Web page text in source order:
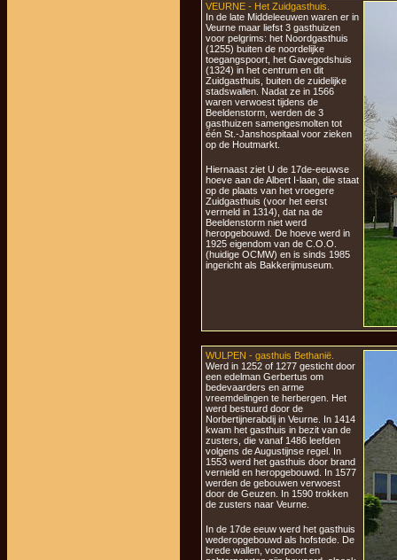
VEURNE - Het Zuidgasthuis.
In de late Middeleeuwen waren er in
Veurne maar liefst 3 gasthuizen
voor pelgrims: het Noordgasthuis
(1255) buiten de noordelijke
toegangspoort, het Gavegodshuis
(1324) in het centrum en dit
Zuidgasthuis, buiten de zuidelijke
stadswallen. Nadat ze in 1566
waren verwoest tijdens de
Beeldenstorm, werden de 3
gasthuizen samengesmolten tot
één St.-Janshospitaal voor zieken
op de Houtmarkt.
Hiernaast ziet U de 17de-eeuwse
hoeve aan de Albert I-laan, die staat
op de plaats van het vroegere
Zuidgasthuis (voor het eerst
vermeld in 1314), dat na de
Beeldenstorm niet werd
heropgebouwd. De hoeve werd in
1925 eigendom van de C.O.O.
(huidige OCMW) en is sinds 1985
ingericht als Bakkerijmuseum.
WULPEN - gasthuis Bethanië.
Werd in 1252 of 1277 gesticht door
een edelman Gerbertus om
bedevaarders en arme
vreemdelingen te herbergen. Het
werd bestuurd door de
Norbertijnerabdij in Veurne. In 1414
kwam het gasthuis in bezit van de
zusters, die vanaf 1486 leefden
volgens de Augustijnse regel. In
1553 werd het gasthuis door brand
vernield en heropgebouwd. In 1577
werden de gebouwen verwoest
door de Geuzen. In 1590 trokken
de zusters naar Veurne.
In de 17de eeuw werd het gasthuis
wederopgebouwd als hofstede. De
brede wallen, voorpoort en